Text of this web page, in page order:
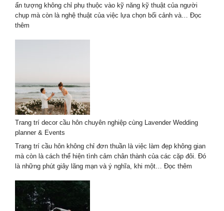
nghệ
thuật
ấn tượng không chỉ phụ thuộc vào kỹ năng kỹ thuật của người
chụp mà còn là nghệ thuật của việc lựa chọn bối cảnh và… Đọc
thêm
cảnh:
Mẹo
chọn
background
và
ánh
sáng
Trang trí decor cầu hôn chuyên nghiệp cùng Lavender Wedding
planner & Events
Trang trí cầu hôn không chỉ đơn thuần là việc làm đẹp không gian
mà còn là cách thể hiện tình cảm chân thành của các cặp đôi. Đó
là những phút giây lãng mạn và ý nghĩa, khi một… Đọc thêm